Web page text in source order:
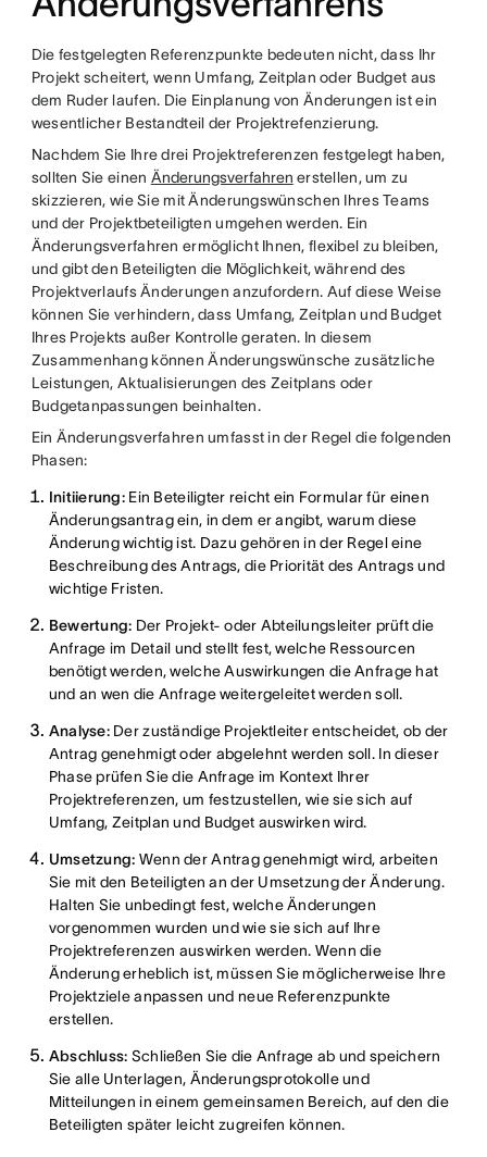
Die festgelegten Referenzpunkte bedeuten nicht, dass Ihr
Projekt scheitert, wenn Umfang, Zeitplan oder Budget aus
dem Ruder laufen. Die Einplanung von Änderungen ist ein
wesentlicher Bestandteil der Projektrefenzierung.
Nachdem Sie Ihre drei Projektreferenzen festgelegt haben,
sollten Sie einen Änderungsverfahren erstellen, um zu
skizzieren, wie Sie mit Änderungswünschen Ihres Teams
und der Projektbeteiligten umgehen werden. Ein
Änderungsverfahren ermöglicht Ihnen, flexibel zu bleiben,
und gibt den Beteiligten die Möglichkeit, während des
Projektverlaufs Änderungen anzufordern. Auf diese Weise
können Sie verhindern, dass Umfang, Zeitplan und Budget
Ihres Projekts außer Kontrolle geraten. In diesem
Zusammenhang können Änderungswünsche zusätzliche
Leistungen, Aktualisierungen des Zeitplans oder
Budgetanpassungen beinhalten.
Ein Änderungsverfahren umfasst in der Regel die folgenden
Phasen:
Initiierung: Ein Beteiligter reicht ein Formular für einen
Änderungsantrag ein, in dem er angibt, warum diese
Änderung wichtig ist. Dazu gehören in der Regel eine
Beschreibung des Antrags, die Priorität des Antrags und
wichtige Fristen.
Bewertung: Der Projekt- oder Abteilungsleiter prüft die
Anfrage im Detail und stellt fest, welche Ressourcen
benötigt werden, welche Auswirkungen die Anfrage hat
und an wen die Anfrage weitergeleitet werden soll.
Analyse:Der zuständige Projektleiter entscheidet, ob der
Antrag genehmigt oder abgelehnt werden soll. In dieser
Phase prüfen Sie die Anfrage im Kontext Ihrer
Projektreferenzen, um festzustellen, wie sie sich auf
Umfang, Zeitplan und Budget auswirken wird.
Umsetzung: Wenn der Antrag genehmigt wird, arbeiten
Sie mit den Beteiligten an der Umsetzung der Änderung.
Halten Sie unbedingt fest, welche Änderungen
vorgenommen wurden und wie sie sich auf Ihre
Projektreferenzen auswirken werden. Wenn die
Änderung erheblich ist, müssen Sie möglicherweise Ihre
Projektziele anpassen und neue Referenzpunkte
erstellen.
Abschluss: Schließen Sie die Anfrage ab und speichern
Sie alle Unterlagen, Änderungsprotokolle und
Mitteilungen in einem gemeinsamen Bereich, auf den die
Beteiligten später leicht zugreifen können.